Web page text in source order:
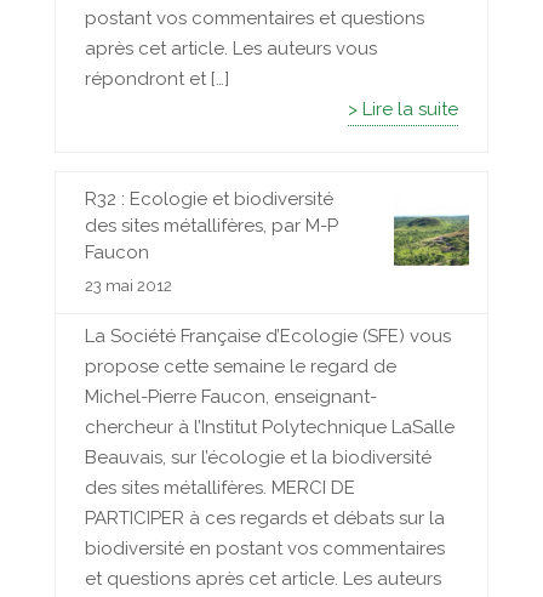
postant vos commentaires et questions
après cet article. Les auteurs vous
répondront et […]
> Lire la suite
R32 : Ecologie et biodiversité
des sites métallifères, par M-P
Faucon
23 mai 2012
La Société Française d’Ecologie (SFE) vous
propose cette semaine le regard de
Michel-Pierre Faucon, enseignant-
chercheur à l’Institut Polytechnique LaSalle
Beauvais, sur l’écologie et la biodiversité
des sites métallifères. MERCI DE
PARTICIPER à ces regards et débats sur la
biodiversité en postant vos commentaires
et questions après cet article. Les auteurs